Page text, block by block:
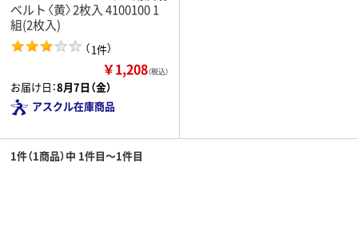
ベルト〈黄〉2枚入 4100100 1
組(2枚入)
（1件）
￥1,208（税込）
お届け日：8月7日（金）
アスクル在庫商品
1件（1商品）中 1件目～1件目